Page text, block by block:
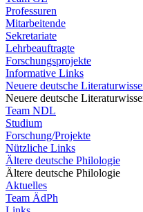
Professuren
Mitarbeitende
Sekretariate
Lehrbeauftragte
Forschungsprojekte
Informative Links
Neuere deutsche
Neuere deutsche
Team NDL
Studium
Forschung/Projekte
Nützliche Links
Ältere deutsche Philologie
Ältere deutsche Philologie
Aktuelles
Team ÄdPh